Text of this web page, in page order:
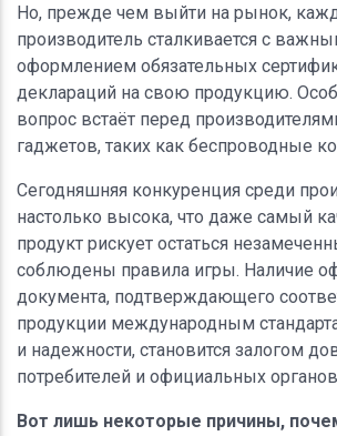
Но, прежде чем выйти на рынок,
производитель сталкивается с
оформлением обязательных
деклараций на свою продукцию.
вопрос встаёт перед
гаджетов, таких как беспроводные
Сегодняшняя конкуренция среди
настолько высока, что даже самый
продукт рискует остаться
соблюдены правила игры. Наличие
документа, подтверждающего
продукции международным
и надежности, становится залогом
потребителей и официальных
Вот лишь некоторые причины,